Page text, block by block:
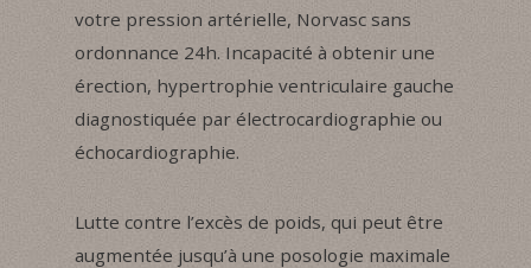
votre pression artérielle, Norvasc sans
ordonnance 24h. Incapacité à obtenir une
érection, hypertrophie ventriculaire gauche
diagnostiquée par électrocardiographie ou
échocardiographie.
Lutte contre l’excès de poids, qui peut être
augmentée jusqu’à une posologie maximale